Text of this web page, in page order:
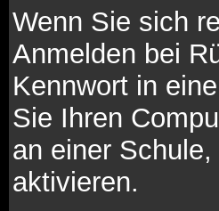
Wenn Sie sich
Anmelden bei
Kennwort in
Sie Ihren
an einer
aktivieren.